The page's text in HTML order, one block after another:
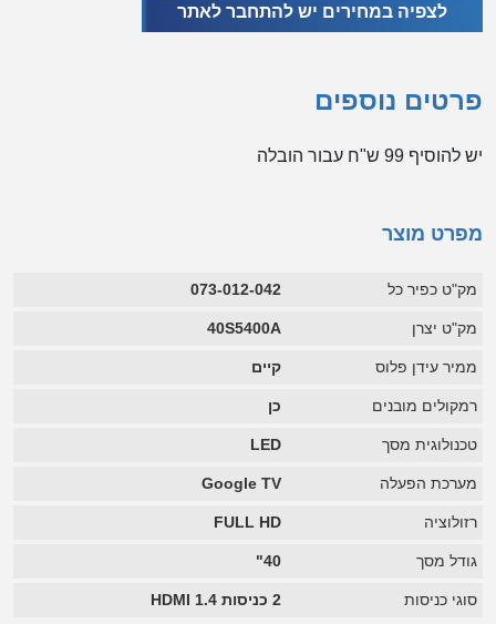
לצפיה במחירים יש להתחבר לאתר
פרטים נוספים
יש להוסיף 99 ש"ח עבור הובלה
מפרט מוצר
מק"ט כפיר כל 073-012-042
מק"ט יצרן 40S5400A
ממיר עידן פלוס קיים
רמקולים מובנים כן
טכנולוגית מסך LED
מערכת הפעלה Google TV
רזולוציה FULL HD
גודל מסך 40"
סוגי כניסות 2 כניסות HDMI 1.4